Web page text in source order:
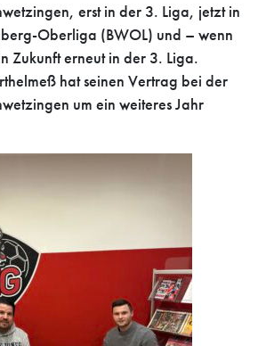
erst in der 3. Liga, jetzt in
Oberliga (BWOL) und – wenn
Zukunft erneut in der 3. Liga.
hat seinen Vertrag bei der
um ein weiteres Jahr